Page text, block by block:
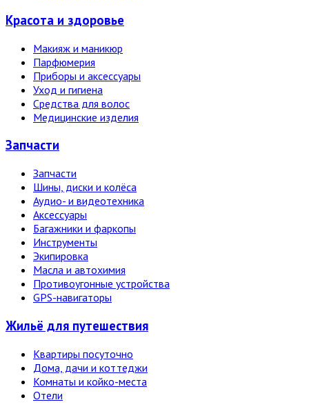
Красота и здоровье
Макияж и маникюр
Парфюмерия
Приборы и аксессуары
Уход и гигиена
Средства для волос
Медицинские изделия
Запчасти
Запчасти
Шины, диски и колёса
Аудио- и видеотехника
Аксессуары
Багажники и фаркопы
Инструменты
Экипировка
Масла и автохимия
Противоугонные устройства
GPS-навигаторы
Жильё для путешествия
Квартиры посуточно
Дома, дачи и коттеджи
Комнаты и койко-места
Отели